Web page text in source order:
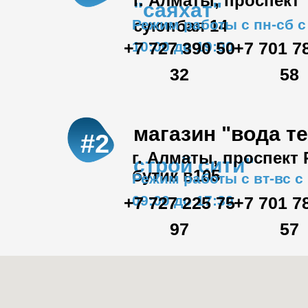
"саяхат"
суюнбая 14
магазин "вода
строй сити"
г. Алматы, проспект
бутик в105
Режим работы с пн-сб с
10:00 до 19:00
Режим работы с вт-вс с
09:00 до 17:30
+7 701
58
+7 727 390 50
32
+7 701
57
+7 727 225 75
97
#2